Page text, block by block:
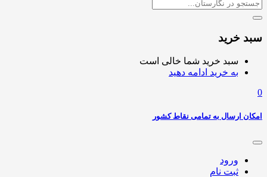
سبد خرید
سبد خرید شما خالی است
به خرید ادامه دهید
0
امکان ارسال به تمامی نقاط کشور
ورود
ثبت نام